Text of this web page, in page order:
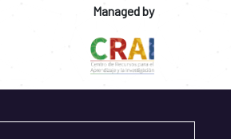
Managed by